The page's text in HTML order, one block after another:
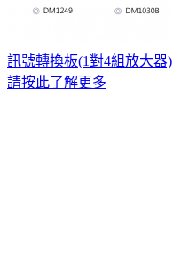
訊號轉換板(1對4組放大器)
請按此了解更多